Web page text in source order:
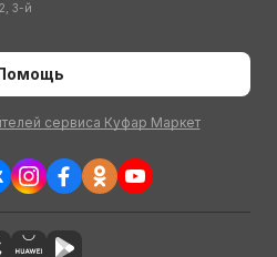
3-й
сервиса Куфар Маркет